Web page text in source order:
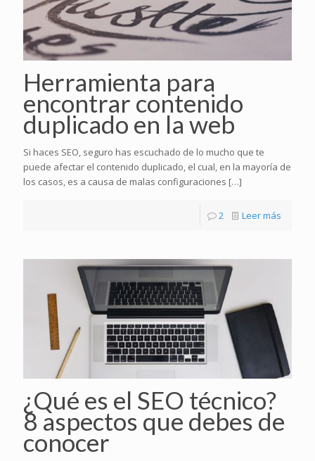
Herramienta para
encontrar contenido
duplicado en la web
Si haces SEO, seguro has escuchado de lo mucho que te
puede afectar el contenido duplicado, el cual, en la mayoría de
los casos, es a causa de malas configuraciones […]
2 Leer más
¿Qué es el SEO técnico?
8 aspectos que debes de
conocer